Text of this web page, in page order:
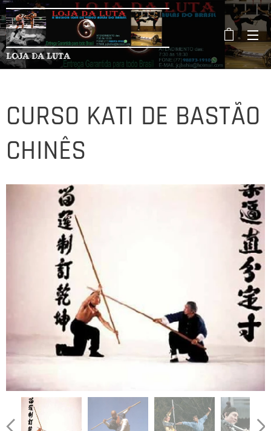
LOJA DA LUTA
CURSO KATI DE BASTÃO
CHINÊS